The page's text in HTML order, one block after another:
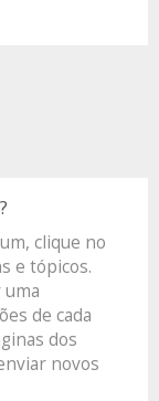
clique no
e tópicos.
de cada
dos
novos